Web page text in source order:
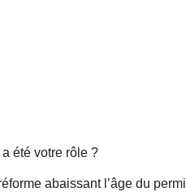
été votre rôle ?
abaissant l’âge du